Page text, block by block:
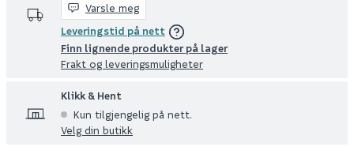
Varsle meg
Leveringstid på nett
Finn lignende produkter på lager
Frakt og leveringsmuligheter
Klikk & Hent
Kun tilgjengelig på nett.
Velg din butikk